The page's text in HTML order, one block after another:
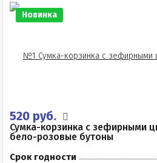
Новинка
520 руб.
Сумка-корзинка с зефирными
бело-розовые бутоны
Срок годности